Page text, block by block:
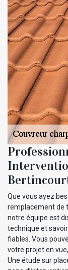
Que vous ayez
remplacement de
notre équipe est
technique et
fiables. Vous
votre projet en
Une étude sur